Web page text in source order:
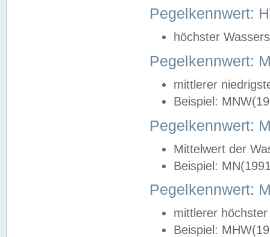
Pegelkennwert:
höchster
Pegelkennwert:
mittlerer
Beispiel:
Pegelkennwert:
Mittelwert der
Beispiel:
Pegelkennwert:
mittlerer
Beispiel: